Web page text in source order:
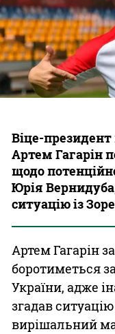
Віце-президент
Артем Гагарін
щодо
Юрія
ситуацію із
Артем Гагарін
боротиметься
України, адже
згадав
вирішальний